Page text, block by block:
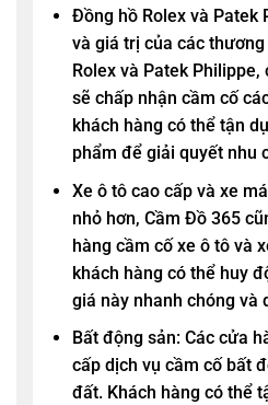
Đồng hồ Rolex và Patek
và giá trị của các
Rolex và Patek
sẽ chấp nhận cầm cố
khách hàng có thể tận
phẩm để giải quyết nhu
Xe ô tô cao cấp và xe
nhỏ hơn, Cầm Đồ 365
hàng cầm cố xe ô tô và
khách hàng có thể huy
giá này nhanh chóng và
Bất động sản: Các cửa
cấp dịch vụ cầm cố bất
đất. Khách hàng có thể